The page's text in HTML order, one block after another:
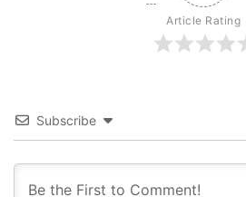
Article Rating
Subscribe